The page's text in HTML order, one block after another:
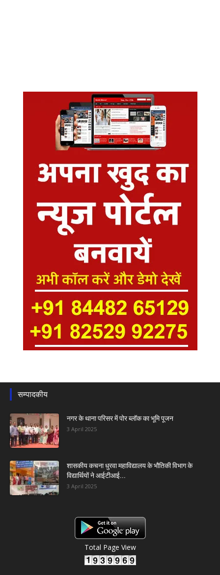
सम्पादकीय
नगर के थाना परिसर में पोर ब्लॉक का भूमि पूजन
3 April 2025
शासकीय कचना धुरवा महाविद्यालय के भौतिकी विभाग के
विद्यार्थियों ने आईटीआई...
3 April 2025
Total Page View